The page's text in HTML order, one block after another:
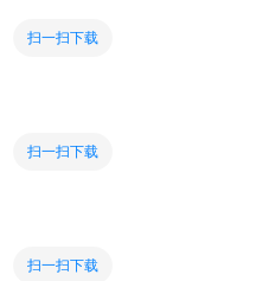
扫一扫下载
扫一扫下载
扫一扫下载